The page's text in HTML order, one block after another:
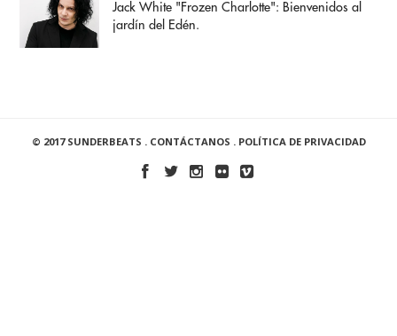
Jack White "Frozen Charlotte": Bienvenidos al
jardín del Edén.
© 2017 SUNDERBEATS . CONTÁCTANOS . POLÍTICA DE PRIVACIDAD